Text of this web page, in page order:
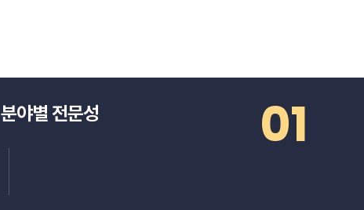
분야별 전문성 01